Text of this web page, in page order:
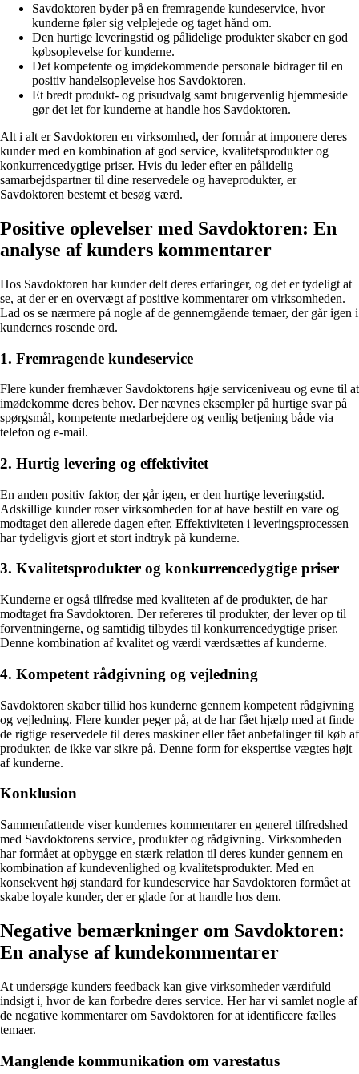
Savdoktoren byder på en fremragende kundeservice, hvor
kunderne føler sig velplejede og taget hånd om.
Den hurtige leveringstid og pålidelige produkter skaber en god
købsoplevelse for kunderne.
Det kompetente og imødekommende personale bidrager til en
positiv handelsoplevelse hos Savdoktoren.
Et bredt produkt- og prisudvalg samt brugervenlig hjemmeside
gør det let for kunderne at handle hos Savdoktoren.
Alt i alt er Savdoktoren en virksomhed, der formår at imponere deres
kunder med en kombination af god service, kvalitetsprodukter og
konkurrencedygtige priser. Hvis du leder efter en pålidelig
samarbejdspartner til dine reservedele og haveprodukter, er
Savdoktoren bestemt et besøg værd.
Positive oplevelser med Savdoktoren: En
analyse af kunders kommentarer
Hos Savdoktoren har kunder delt deres erfaringer, og det er tydeligt at
se, at der er en overvægt af positive kommentarer om virksomheden.
Lad os se nærmere på nogle af de gennemgående temaer, der går igen i
kundernes rosende ord.
1. Fremragende kundeservice
Flere kunder fremhæver Savdoktorens høje serviceniveau og evne til at
imødekomme deres behov. Der nævnes eksempler på hurtige svar på
spørgsmål, kompetente medarbejdere og venlig betjening både via
telefon og e-mail.
2. Hurtig levering og effektivitet
En anden positiv faktor, der går igen, er den hurtige leveringstid.
Adskillige kunder roser virksomheden for at have bestilt en vare og
modtaget den allerede dagen efter. Effektiviteten i leveringsprocessen
har tydeligvis gjort et stort indtryk på kunderne.
3. Kvalitetsprodukter og konkurrencedygtige priser
Kunderne er også tilfredse med kvaliteten af de produkter, de har
modtaget fra Savdoktoren. Der refereres til produkter, der lever op til
forventningerne, og samtidig tilbydes til konkurrencedygtige priser.
Denne kombination af kvalitet og værdi værdsættes af kunderne.
4. Kompetent rådgivning og vejledning
Savdoktoren skaber tillid hos kunderne gennem kompetent rådgivning
og vejledning. Flere kunder peger på, at de har fået hjælp med at finde
de rigtige reservedele til deres maskiner eller fået anbefalinger til køb af
produkter, de ikke var sikre på. Denne form for ekspertise vægtes højt
af kunderne.
Konklusion
Sammenfattende viser kundernes kommentarer en generel tilfredshed
med Savdoktorens service, produkter og rådgivning. Virksomheden
har formået at opbygge en stærk relation til deres kunder gennem en
kombination af kundevenlighed og kvalitetsprodukter. Med en
konsekvent høj standard for kundeservice har Savdoktoren formået at
skabe loyale kunder, der er glade for at handle hos dem.
Negative bemærkninger om Savdoktoren:
En analyse af kundekommentarer
At undersøge kunders feedback kan give virksomheder værdifuld
indsigt i, hvor de kan forbedre deres service. Her har vi samlet nogle af
de negative kommentarer om Savdoktoren for at identificere fælles
temaer.
Manglende kommunikation om varestatus